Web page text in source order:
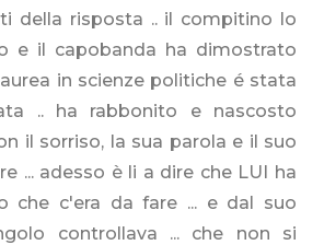
della risposta .. il compitino lo
e il capobanda ha dimostrato
in scienze politiche é stata
.. ha rabbonito e nascosto
il sorriso, la sua parola e il suo
... adesso è li a dire che LUI ha
che c'era da fare ... e dal suo
controllava ... che non si